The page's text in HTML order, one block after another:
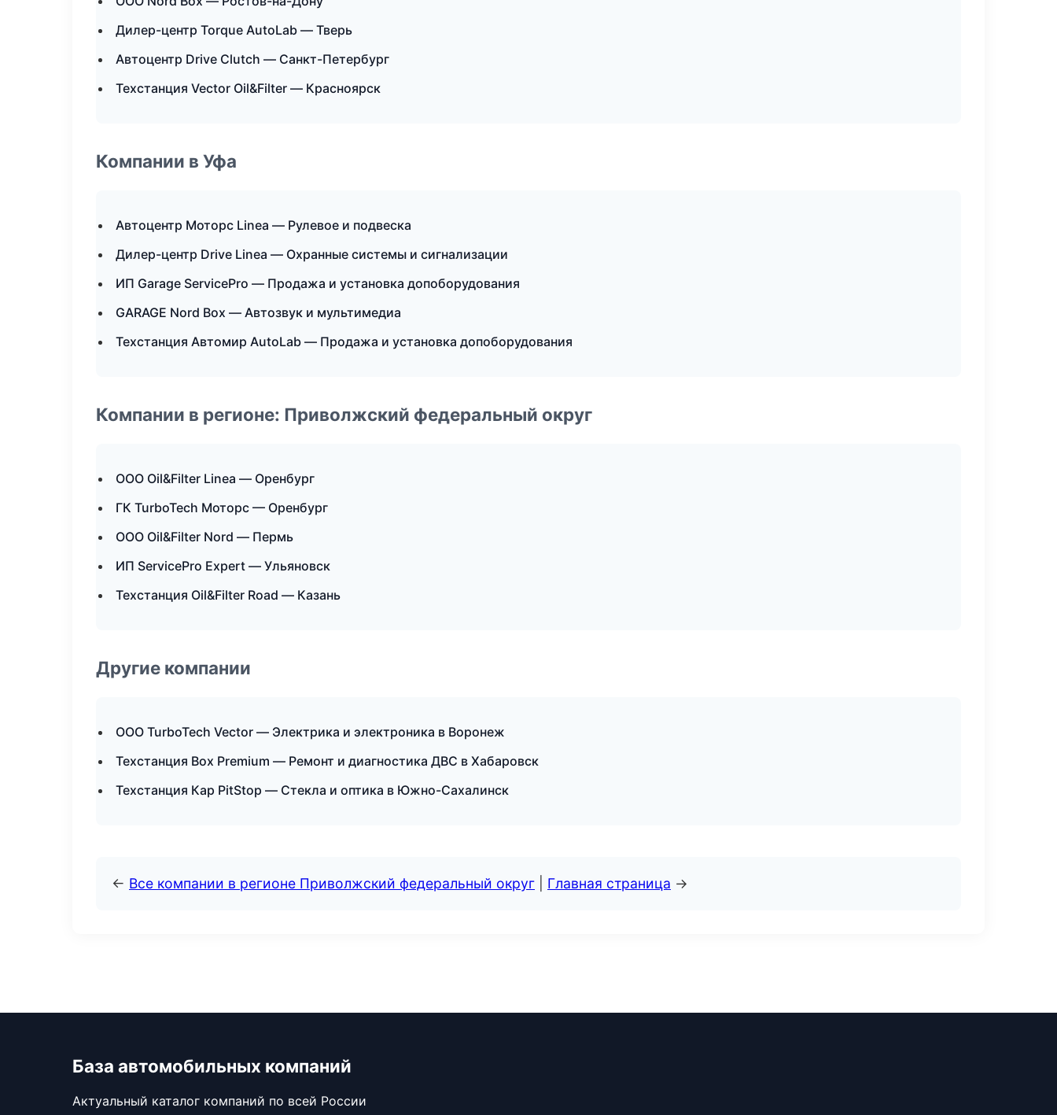
Дилер-центр Torque AutoLab — Тверь
Автоцентр Drive Clutch — Санкт-Петербург
Техстанция Vector Oil&Filter — Красноярск
Компании в Уфа
Автоцентр Моторс Linea — Рулевое и подвеска
Дилер-центр Drive Linea — Охранные системы и сигнализации
ИП Garage ServicePro — Продажа и установка допоборудования
GARAGE Nord Box — Автозвук и мультимедиа
Техстанция Автомир AutoLab — Продажа и установка допоборудования
Компании в регионе: Приволжский федеральный округ
ООО Oil&Filter Linea — Оренбург
ГК TurboTech Моторс — Оренбург
ООО Oil&Filter Nord — Пермь
ИП ServicePro Expert — Ульяновск
Техстанция Oil&Filter Road — Казань
Другие компании
ООО TurboTech Vector — Электрика и электроника в Воронеж
Техстанция Box Premium — Ремонт и диагностика ДВС в Хабаровск
Техстанция Кар PitStop — Стекла и оптика в Южно-Сахалинск
← Все компании в регионе Приволжский федеральный округ Главная страница →
База автомобильных компаний
Актуальный каталог компаний по всей России